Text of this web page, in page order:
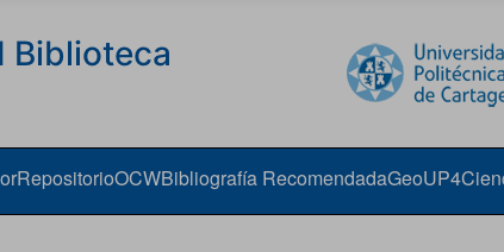
Biblioteca
RepositorioOCWBibliografía RecomendadaGeoUP4